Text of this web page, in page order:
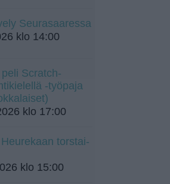
Seurasaaressa
klo 14:00
Scratch-
-työpaja
klo 17:00
torstai-
klo 15:00